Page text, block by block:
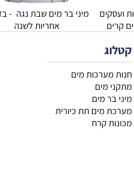
קולר מים נירוסטה למוסדות ועסקים
מים
מים
תת כיורית